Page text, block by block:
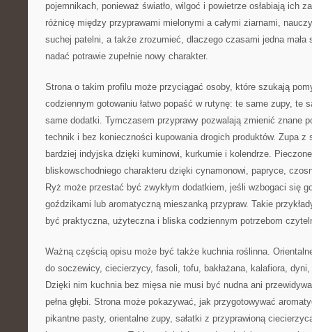
pojemnikach, ponieważ światło, wilgoć i powietrze osłabiają ich
różnicę między przyprawami mielonymi a całymi ziarnami,
suchej patelni, a także zrozumieć, dlaczego czasami jedna
nadać potrawie zupełnie nowy charakter.
Strona o takim profilu może przyciągać osoby, które szukają
codziennym gotowaniu łatwo popaść w rutynę: te same zupy, te
same dodatki. Tymczasem przyprawy pozwalają zmienić znane
technik i bez konieczności kupowania drogich produktów. Zupa
bardziej indyjska dzięki kuminowi, kurkumie i kolendrze.
bliskowschodniego charakteru dzięki cynamonowi, papryce,
Ryż może przestać być zwykłym dodatkiem, jeśli wzbogaci się
goździkami lub aromatyczną mieszanką przypraw. Takie
być praktyczna, użyteczna i bliska codziennym potrzebom
Ważną częścią opisu może być także kuchnia roślinna.
do soczewicy, ciecierzycy, fasoli, tofu, bakłażana, kalafiora,
Dzięki nim kuchnia bez mięsa nie musi być nudna ani
pełna głębi. Strona może pokazywać, jak przygotowywać
pikantne pasty, orientalne zupy, sałatki z przyprawioną